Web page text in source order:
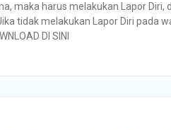
maka harus melakukan Lapor Diri,
tidak melakukan Lapor Diri pada
DI SINI